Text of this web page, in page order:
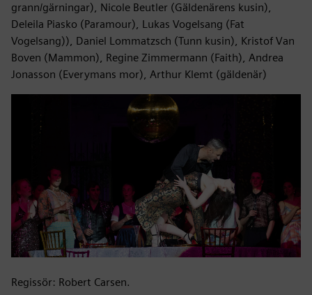
grann/gärningar), Nicole Beutler (Gäldenärens kusin),
Deleila Piasko (Paramour), Lukas Vogelsang (Fat
Vogelsang)), Daniel Lommatzsch (Tunn kusin), Kristof Van
Boven (Mammon), Regine Zimmermann (Faith), Andrea
Jonasson (Everymans mor), Arthur Klemt (gäldenär)
Regissör: Robert Carsen.